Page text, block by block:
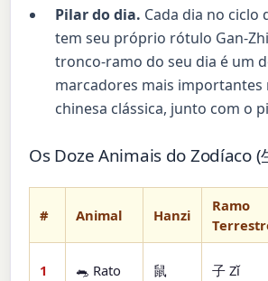
Pilar do dia. Cada dia no ciclo
tem seu próprio rótulo Gan-
tronco-ramo do seu dia é um
marcadores mais importantes
chinesa clássica, junto com o
Os Doze Animais do Zodíaco (
# Animal Hanzi
Ramo
1 🐀 Rato 鼠 子 Zǐ